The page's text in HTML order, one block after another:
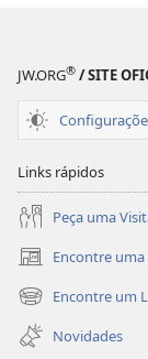
JW.ORG® / SITE
Links rápidos
Peça uma
Encontre uma
(abre
nova
janela)
Encontre um
(abre
nova
janela)
Novidades